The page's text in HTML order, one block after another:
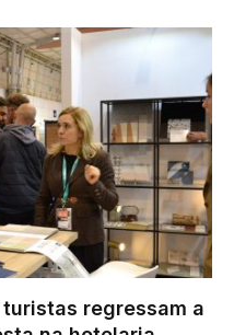
turistas regressam a